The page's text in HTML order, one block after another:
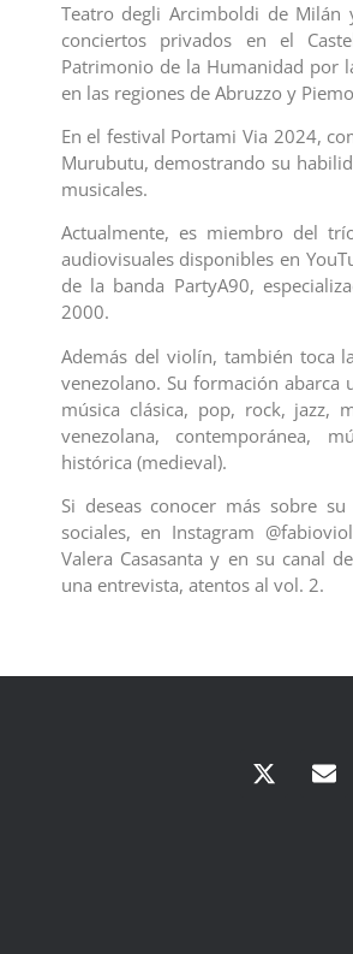
Teatro degli Arcimboldi de Milán
conciertos privados en el
Patrimonio de la Humanidad por
en las regiones de Abruzzo y
En el festival Portami Via 2024,
Murubutu, demostrando su
musicales.
Actualmente, es miembro del
audiovisuales disponibles en
de la banda PartyA90,
2000.
Además del violín, también toca
venezolano. Su formación
música clásica, pop, rock, jazz,
venezolana, contemporánea,
histórica (medieval).
Si deseas conocer más sobre
sociales, en Instagram
Valera Casasanta y en su canal
una entrevista, atentos al vol. 2.